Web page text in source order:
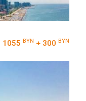
1055 BYN + 300 BYN